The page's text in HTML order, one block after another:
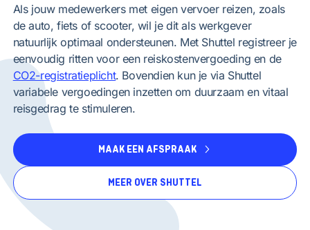
Als jouw medewerkers met eigen vervoer reizen, zoals
de auto, fiets of scooter, wil je dit als werkgever
natuurlijk optimaal ondersteunen. Met Shuttel registreer je
eenvoudig ritten voor een reiskostenvergoeding en de
CO2-registratieplicht. Bovendien kun je via Shuttel
variabele vergoedingen inzetten om duurzaam en vitaal
reisgedrag te stimuleren.
MAAK EEN AFSPRAAK
MEER OVER SHUTTEL